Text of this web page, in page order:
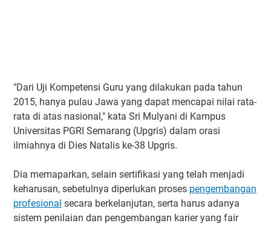
"Dari Uji Kompetensi Guru yang dilakukan pada tahun
2015, hanya pulau Jawa yang dapat mencapai nilai rata-
rata di atas nasional," kata Sri Mulyani di Kampus
Universitas PGRI Semarang (Upgris) dalam orasi
ilmiahnya di Dies Natalis ke-38 Upgris.
Dia memaparkan, selain sertifikasi yang telah menjadi
keharusan, sebetulnya diperlukan proses pengembangan
profesional secara berkelanjutan, serta harus adanya
sistem penilaian dan pengembangan karier yang fair